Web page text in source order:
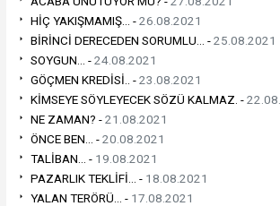
HİÇ YAKIŞMAMIŞ... -26.08.2021
BİRİNCİ DERECEDEN SORUMLU... -25.08.2021
SOYGUN... -24.08.2021
GÖÇMEN KREDİSİ.. -23.08.2021
KİMSEYE SÖYLEYECEK SÖZÜ KALMAZ. -
NE ZAMAN? -21.08.2021
ÖNCE BEN... -20.08.2021
TALİBAN... - 19.08.2021
PAZARLIK TEKLİFİ... - 18.08.2021
YALAN TERÖRÜ... - 17.08.2021